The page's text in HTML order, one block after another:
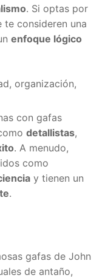
. Si optas por
consideren una
enfoque lógico
organización,
con gafas
detallistas,
. A menudo,
como
y tienen un
.
gafas de John
de antaño,